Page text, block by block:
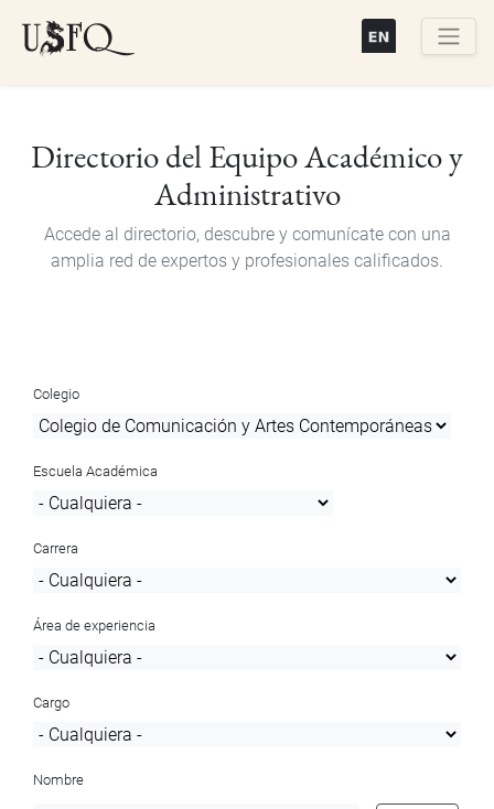
Directorio del Equipo Académico y
Administrativo
Accede al directorio, descubre y comunícate con una
amplia red de expertos y profesionales calificados.
Colegio
Escuela Académica
Carrera
Área de experiencia
Cargo
Nombre